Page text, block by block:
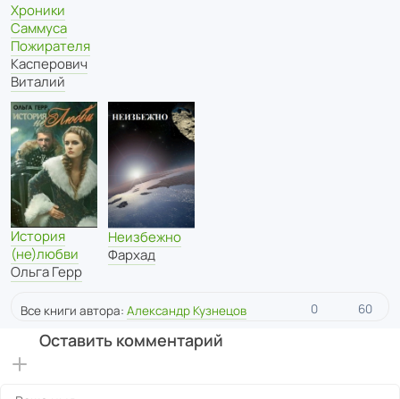
Хроники
Саммуса
Пожирателя
Касперович
Виталий
История
(не)любви
Ольга Герр
Неизбежно
Фархад
Все книги автора: Александр Кузнецов 0 60
Оставить комментарий